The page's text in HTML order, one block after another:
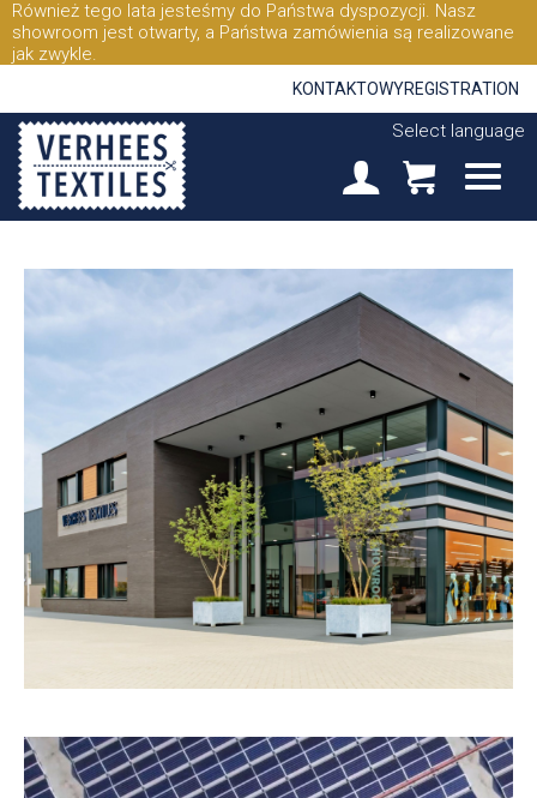
Również tego lata jesteśmy do Państwa dyspozycji. Nasz
showroom jest otwarty, a Państwa zamówienia są realizowane
jak zwykle.
KONTAKTOWYREGISTRATION
Select language